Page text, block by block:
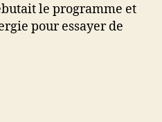
le programme et
pour essayer de